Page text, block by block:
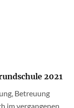
2021
Betreuung
im vergangenen